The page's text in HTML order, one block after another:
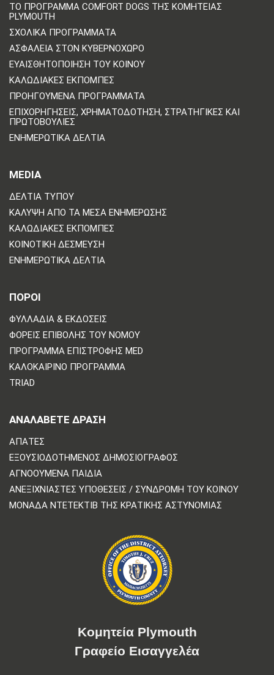
ΤΟ ΠΡΌΓΡΑΜΜΑ COMFORT DOGS ΤΗΣ ΚΟΜΗΤΕΊΑΣ
PLYMOUTH
ΣΧΟΛΙΚΆ ΠΡΟΓΡΆΜΜΑΤΑ
ΑΣΦΆΛΕΙΑ ΣΤΟΝ ΚΥΒΕΡΝΟΧΏΡΟ
ΕΥΑΙΣΘΗΤΟΠΟΊΗΣΗ ΤΟΥ ΚΟΙΝΟΎ
ΚΑΛΩΔΙΑΚΈΣ ΕΚΠΟΜΠΈΣ
ΠΡΟΗΓΟΎΜΕΝΑ ΠΡΟΓΡΆΜΜΑΤΑ
ΕΠΙΧΟΡΗΓΉΣΕΙΣ, ΧΡΗΜΑΤΟΔΌΤΗΣΗ, ΣΤΡΑΤΗΓΙΚΈΣ ΚΑΙ
ΠΡΩΤΟΒΟΥΛΊΕΣ
ΕΝΗΜΕΡΩΤΙΚΆ ΔΕΛΤΊΑ
MEDIA
ΔΕΛΤΊΑ ΤΎΠΟΥ
ΚΆΛΥΨΗ ΑΠΌ ΤΑ ΜΈΣΑ ΕΝΗΜΈΡΩΣΗΣ
ΚΑΛΩΔΙΑΚΈΣ ΕΚΠΟΜΠΈΣ
ΚΟΙΝΟΤΙΚΉ ΔΈΣΜΕΥΣΗ
ΕΝΗΜΕΡΩΤΙΚΆ ΔΕΛΤΊΑ
ΠΟΡΟΙ
ΦΥΛΛΆΔΙΑ & ΕΚΔΌΣΕΙΣ
ΦΟΡΕΊΣ ΕΠΙΒΟΛΉΣ ΤΟΥ ΝΌΜΟΥ
ΠΡΌΓΡΑΜΜΑ ΕΠΙΣΤΡΟΦΉΣ MED
ΚΑΛΟΚΑΙΡΙΝΌ ΠΡΌΓΡΑΜΜΑ
TRIAD
ΑΝΑΛΆΒΕΤΕ ΔΡΆΣΗ
ΑΠΆΤΕΣ
ΕΞΟΥΣΙΟΔΟΤΗΜΈΝΟΣ ΔΗΜΟΣΙΟΓΡΆΦΟΣ
ΑΓΝΟΟΎΜΕΝΑ ΠΑΙΔΙΆ
ΑΝΕΞΙΧΝΊΑΣΤΕΣ ΥΠΟΘΈΣΕΙΣ / ΣΥΝΔΡΟΜΉ ΤΟΥ ΚΟΙΝΟΎ
ΜΟΝΆΔΑ ΝΤΕΤΈΚΤΙΒ ΤΗΣ ΚΡΑΤΙΚΉΣ ΑΣΤΥΝΟΜΊΑΣ
Κομητεία Plymouth
Γραφείο Εισαγγελέα